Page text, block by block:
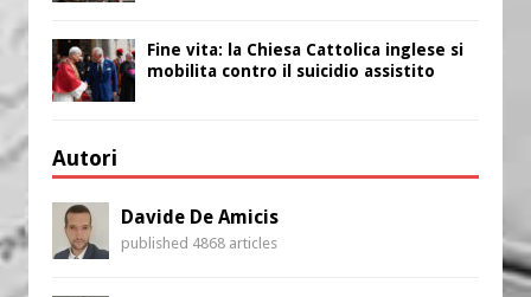
Fine vita: la Chiesa Cattolica inglese si
mobilita contro il suicidio assistito
Autori
Davide De Amicis
published 4868 articles